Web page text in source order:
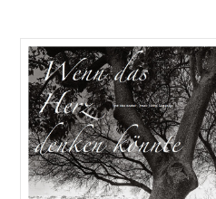
Zum
Ende
der
Bildgalerie
springen
Zum
Anfang
der
Bildgalerie
springen